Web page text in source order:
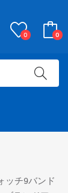
0 0
ッチ9バンド